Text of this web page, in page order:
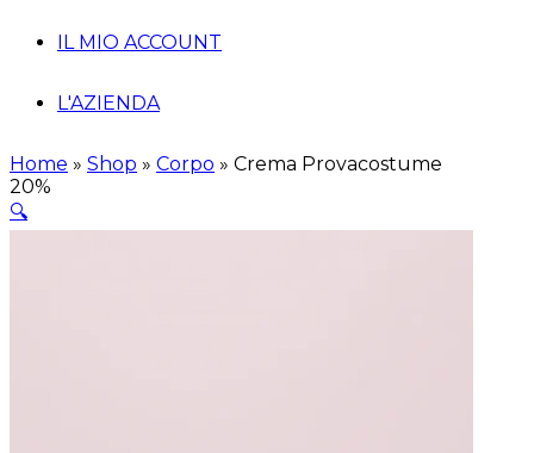
IL MIO ACCOUNT
L'AZIENDA
Home » Shop » Corpo » Crema Provacostume
20%
🔍